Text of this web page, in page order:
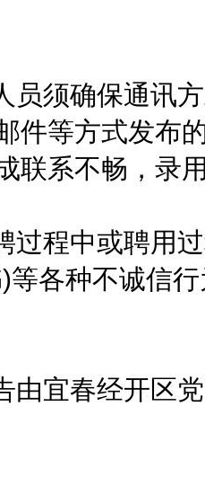
须确保通讯方
件等方式发布
联系不畅，录
程中或聘用过
等各种不诚信
宜春经开区党